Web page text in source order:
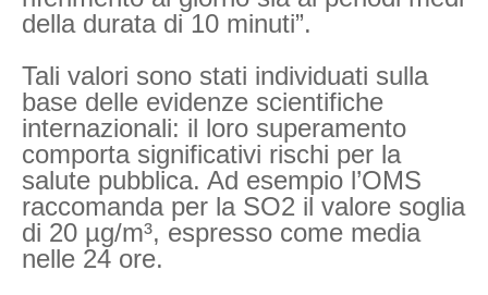
della durata di 10 minuti”.
Tali valori sono stati individuati sulla
base delle evidenze scientifiche
internazionali: il loro superamento
comporta significativi rischi per la
salute pubblica. Ad esempio l’OMS
raccomanda per la SO2 il valore soglia
di 20 µg/m³, espresso come media
nelle 24 ore.